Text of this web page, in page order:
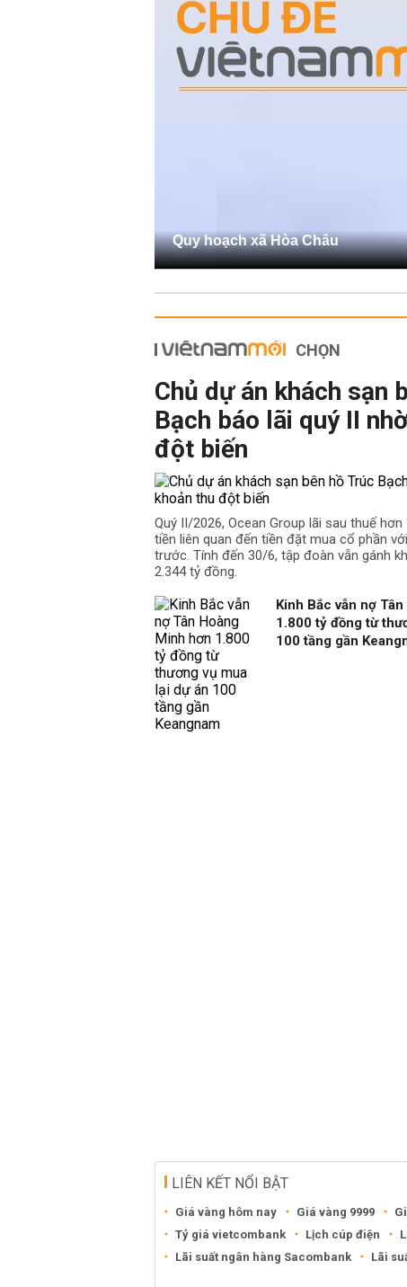
Quy hoạch xã Hòa Châu
CHỌN
Chủ dự án khách sạn
Bạch báo lãi quý II
đột biến
Quý II/2026, Ocean Group lãi sau thuế
tiền liên quan đến tiền đặt mua cổ phần
trước. Tính đến 30/6, tập đoàn vẫn gánh
2.344 tỷ đồng.
Kinh Bắc vẫn nợ
1.800 tỷ đồng từ
100 tầng gần
LIÊN KẾT NỔI BẬT
Giá vàng hôm nay Giá vàng 9999
Tỷ giá vietcombank
Lịch cúp điện
Lãi suất ngân hàng Sacombank
Lãi